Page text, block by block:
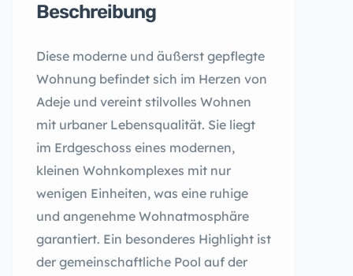
Beschreibung
Diese moderne und äußerst gepflegte
Wohnung befindet sich im Herzen von
Adeje und vereint stilvolles Wohnen
mit urbaner Lebensqualität. Sie liegt
im Erdgeschoss eines modernen,
kleinen Wohnkomplexes mit nur
wenigen Einheiten, was eine ruhige
und angenehme Wohnatmosphäre
garantiert. Ein besonderes Highlight ist
der gemeinschaftliche Pool auf der